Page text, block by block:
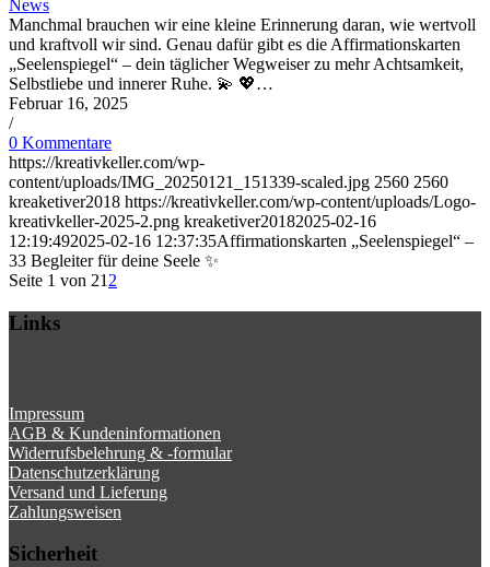
News
Manchmal brauchen wir eine kleine Erinnerung daran, wie wertvoll
und kraftvoll wir sind. Genau dafür gibt es die Affirmationskarten
„Seelenspiegel“ – dein täglicher Wegweiser zu mehr Achtsamkeit,
Selbstliebe und innerer Ruhe. 💫 💖…
Februar 16, 2025
/
0 Kommentare
https://kreativkeller.com/wp-
content/uploads/IMG_20250121_151339-scaled.jpg 2560 2560
kreaketiver2018 https://kreativkeller.com/wp-content/uploads/Logo-
kreativkeller-2025-2.png kreaketiver20182025-02-16
12:19:492025-02-16 12:37:35Affirmationskarten „Seelenspiegel“ –
33 Begleiter für deine Seele ✨
Seite 1 von 21 2
Links
Impressum
AGB & Kundeninformationen
Widerrufsbelehrung & -formular
Datenschutzerklärung
Versand und Lieferung
Zahlungsweisen
Sicherheit